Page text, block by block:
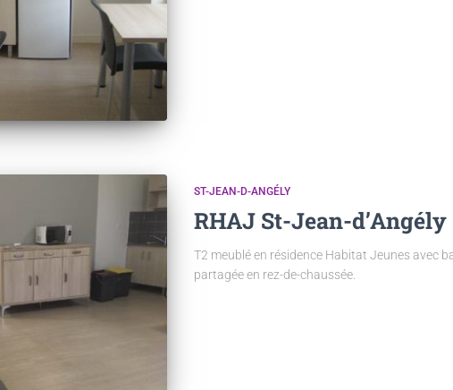
ST-JEAN-D-ANGÉLY
RHAJ St-Jean-d’Angély
T2 meublé en résidence Habitat Jeunes avec
partagée en rez-de-chaussée.